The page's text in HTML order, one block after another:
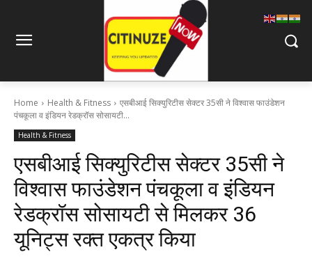
Home Health & Fitness
एसबीआई सिक्युरिटीस सेक्टर 35सी ने विश्वास फाउंडेशन
पंचकूला व इंडियन रेडक्रॉस सोसायटी...
Health & Fitness
एसबीआई सिक्युरिटीस सेक्टर 35सी ने
विश्वास फाउंडेशन पंचकूला व इंडियन
रेडक्रॉस सोसायटी से मिलकर 36
यूनिट्स रक्त एकत्र किया